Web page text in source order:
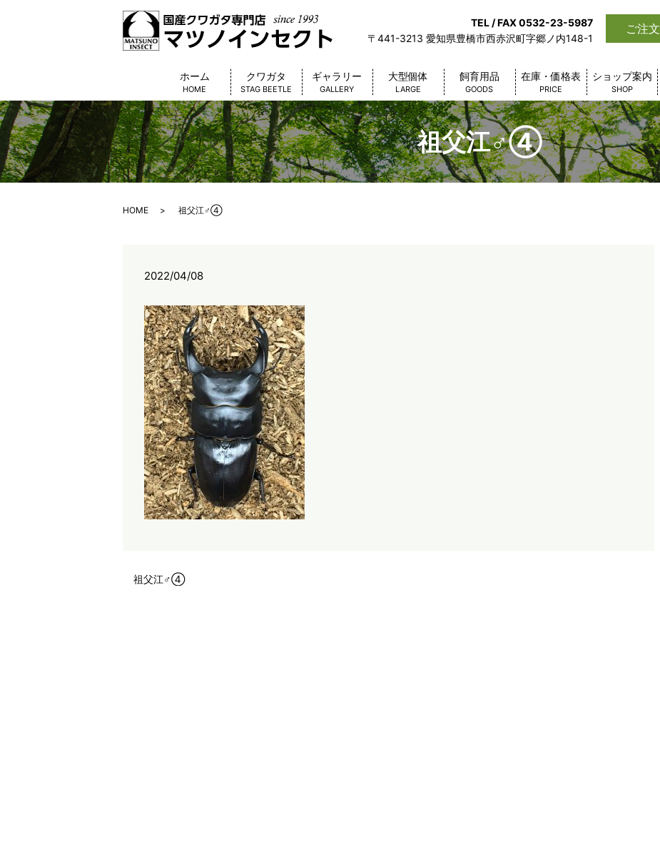
TEL / FAX 0532-23-5987
〒441-3213 愛知県豊橋市西赤沢町字郷ノ内148-1
ご注文
ホーム
HOME
クワガタ
STAG BEETLE
ギャラリー
GALLERY
大型個体
LARGE
飼育用品
GOODS
在庫・価格表
PRICE
ショップ案内
SHOP
祖父江♂④
HOME 祖父江♂④
2022/04/08
祖父江♂④